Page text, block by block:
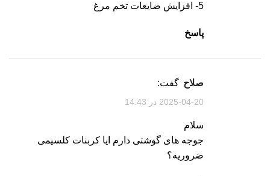
5- افزایش ضایعات تخم مرغ
پاسخ
صلاح گفت:
2025-04-20 در 14:43
سلام
جوجه های گوشتی دارم ایا کربنات کلسیمی
ضروریه؟